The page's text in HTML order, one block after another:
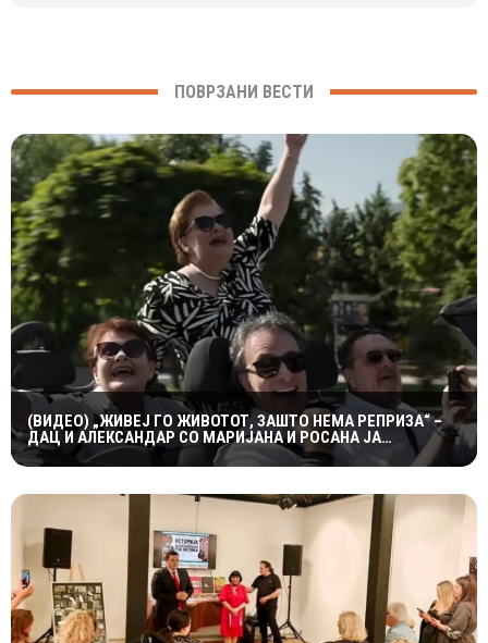
ПОВРЗАНИ ВЕСТИ
(ВИДЕО) „ЖИВЕЈ ГО ЖИВОТОТ, ЗАШТО НЕМА РЕПРИЗА“ –
ДАЦ И АЛЕКСАНДАР СО МАРИЈАНА И РОСАНА ЈА
ПРЕТСТАВИЈА „ЗАСЕКОГАШ МЛАДИ“